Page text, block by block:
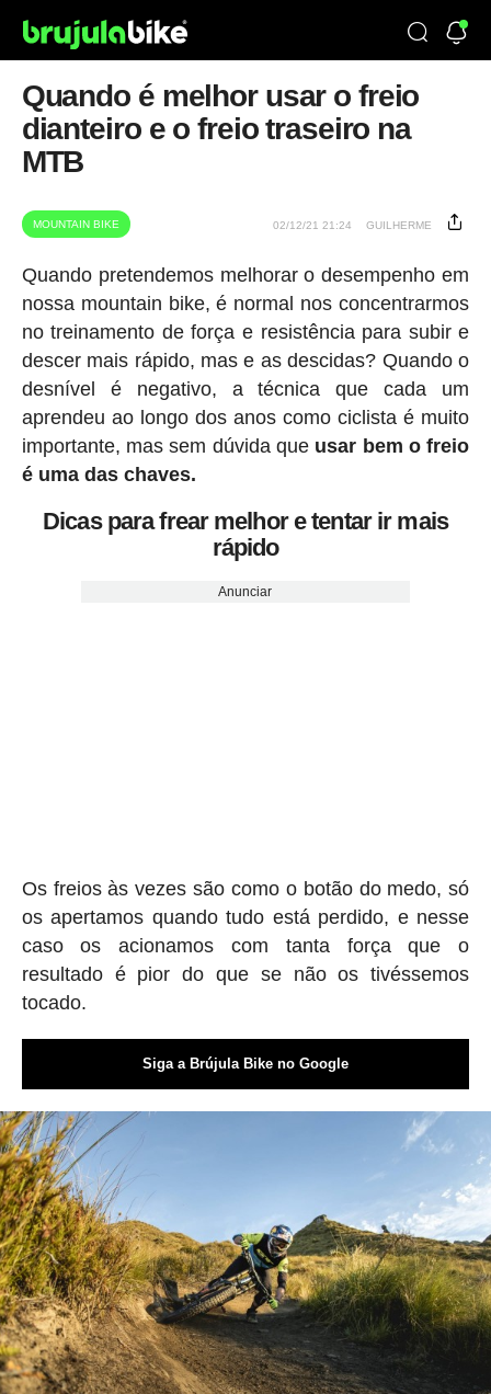
Quando é melhor usar o freio
dianteiro e o freio traseiro na
MTB
MOUNTAIN BIKE 02/12/21 21:24 GUILHERME
Quando pretendemos melhorar o desempenho em
nossa mountain bike, é normal nos concentrarmos
no treinamento de força e resistência para subir e
descer mais rápido, mas e as descidas? Quando o
desnível é negativo, a técnica que cada um
aprendeu ao longo dos anos como ciclista é muito
importante, mas sem dúvida que usar bem o freio
é uma das chaves.
Dicas para frear melhor e tentar ir mais
rápido
Anunciar
Os freios às vezes são como o botão do medo, só
os apertamos quando tudo está perdido, e nesse
caso os acionamos com tanta força que o
resultado é pior do que se não os tivéssemos
tocado.
Siga a Brújula Bike no Google